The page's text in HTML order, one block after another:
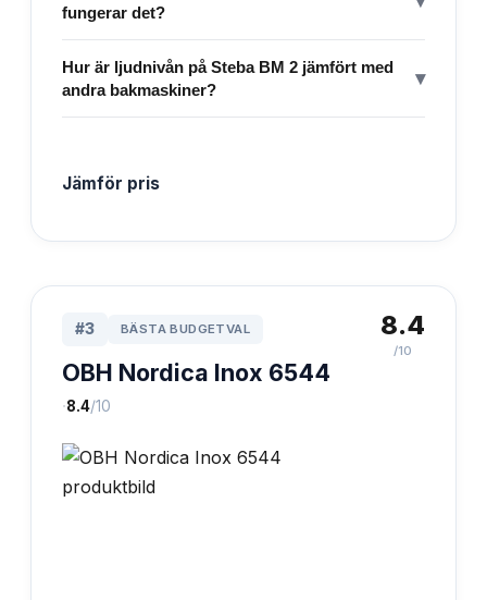
fungerar det?
Hur är ljudnivån på Steba BM 2 jämfört med
andra bakmaskiner?
▾
Jämför pris
#3 BÄSTA BUDGETVAL
OBH Nordica Inox 6544
·8.4/10
8.4
/10